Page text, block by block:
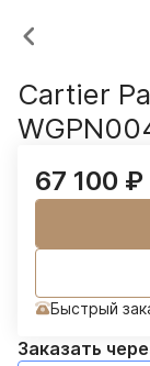
Cartier
67 100 ₽
Быстрый
Заказать